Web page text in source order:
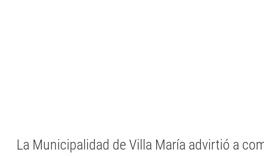
La Municipalidad de Villa María advirtió a